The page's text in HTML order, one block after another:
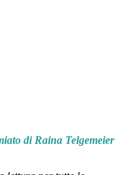
di Raina Telgemeier